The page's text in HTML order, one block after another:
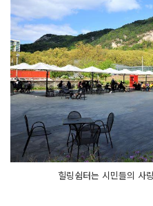
힐링쉼터는 시민들의 사